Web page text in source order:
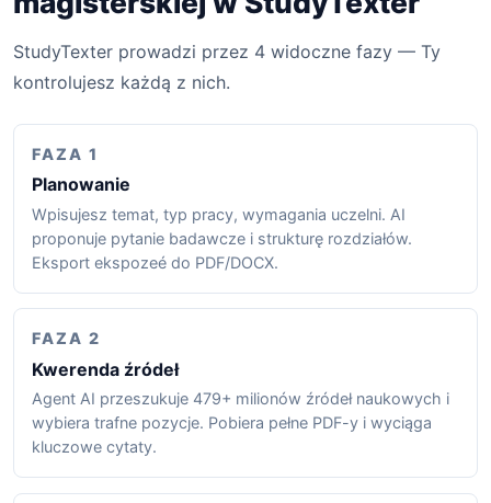
StudyTexter prowadzi przez 4 widoczne fazy — Ty
kontrolujesz każdą z nich.
FAZA 1
Planowanie
Wpisujesz temat, typ pracy, wymagania uczelni. AI
proponuje pytanie badawcze i strukturę rozdziałów.
Eksport ekspozeé do PDF/DOCX.
FAZA 2
Kwerenda źródeł
Agent AI przeszukuje 479+ milionów źródeł naukowych i
wybiera trafne pozycje. Pobiera pełne PDF-y i wyciąga
kluczowe cytaty.